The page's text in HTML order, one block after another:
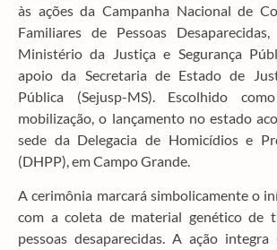
às ações da Campanha Nacional de
Familiares de Pessoas
Ministério da Justiça e Segurança
apoio da Secretaria de Estado de
Pública (Sejusp-MS). Escolhido
mobilização, o lançamento no estado
sede da Delegacia de Homicídios e
(DHPP), em Campo Grande.
A cerimônia marcará simbolicamente o
com a coleta de material genético de
pessoas desaparecidas. A ação